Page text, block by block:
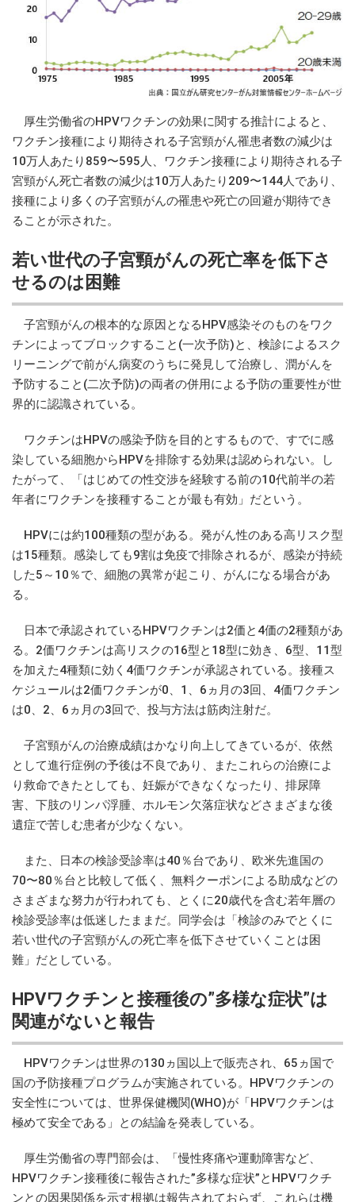
厚生労働省のHPVワクチンの効果に関する推計によると、
ワクチン接種により期待される子宮頸がん罹患者数の減少は
10万人あたり859〜595人、ワクチン接種により期待される子
宮頸がん死亡者数の減少は10万人あたり209〜144人であり、
接種により多くの子宮頸がんの罹患や死亡の回避が期待でき
ることが示された。
若い世代の子宮頸がんの死亡率を低下さ
せるのは困難
子宮頸がんの根本的な原因となるHPV感染そのものをワク
チンによってブロックすること(一次予防)と、検診によるスク
リーニングで前がん病変のうちに発見して治療し、潤がんを
予防すること(二次予防)の両者の併用による予防の重要性が世
界的に認識されている。
ワクチンはHPVの感染予防を目的とするもので、すでに感
染している細胞からHPVを排除する効果は認められない。し
たがって、「はじめての性交渉を経験する前の10代前半の若
年者にワクチンを接種することが最も有効」だという。
HPVには約100種類の型がある。発がん性のある高リスク型
は15種類。感染しても9割は免疫で排除されるが、感染が持続
した5～10％で、細胞の異常が起こり、がんになる場合があ
る。
日本で承認されているHPVワクチンは2価と4価の2種類があ
る。2価ワクチンは高リスクの16型と18型に効き、6型、11型
を加えた4種類に効く4価ワクチンが承認されている。接種ス
ケジュールは2価ワクチンが0、1、6ヵ月の3回、4価ワクチン
は0、2、6ヵ月の3回で、投与方法は筋肉注射だ。
子宮頸がんの治療成績はかなり向上してきているが、依然
として進行症例の予後は不良であり、またこれらの治療によ
り救命できたとしても、妊娠ができなくなったり、排尿障
害、下肢のリンパ浮腫、ホルモン欠落症状などさまざまな後
遺症で苦しむ患者が少なくない。
また、日本の検診受診率は40％台であり、欧米先進国の
70〜80％台と比較して低く、無料クーポンによる助成などの
さまざまな努力が行われても、とくに20歳代を含む若年層の
検診受診率は低迷したままだ。同学会は「検診のみでとくに
若い世代の子宮頸がんの死亡率を低下させていくことは困
難」だとしている。
HPVワクチンと接種後の”多様な症状”は
関連がないと報告
HPVワクチンは世界の130ヵ国以上で販売され、65ヵ国で
国の予防接種プログラムが実施されている。HPVワクチンの
安全性については、世界保健機関(WHO)が「HPVワクチンは
極めて安全である」との結論を発表している。
厚生労働省の専門部会は、「慢性疼痛や運動障害など、
HPVワクチン接種後に報告された”多様な症状”とHPVワクチ
ンとの因果関係を示す根拠は報告されておらず、これらは機